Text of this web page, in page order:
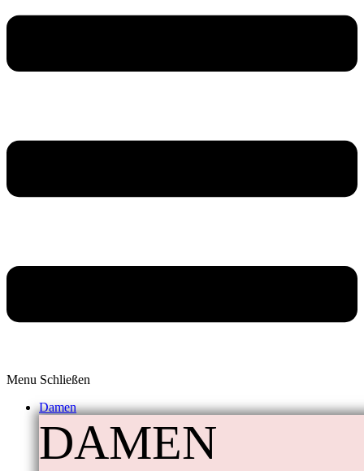
Menu Schließen
Damen
DAMEN